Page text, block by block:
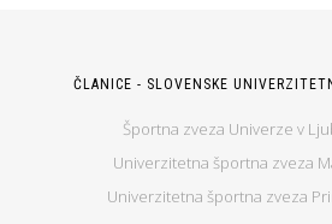
ČLANICE - SLOVENSKE
Športna zveza Univerze v
Univerzitetna športna zveza
Univerzitetna športna zveza